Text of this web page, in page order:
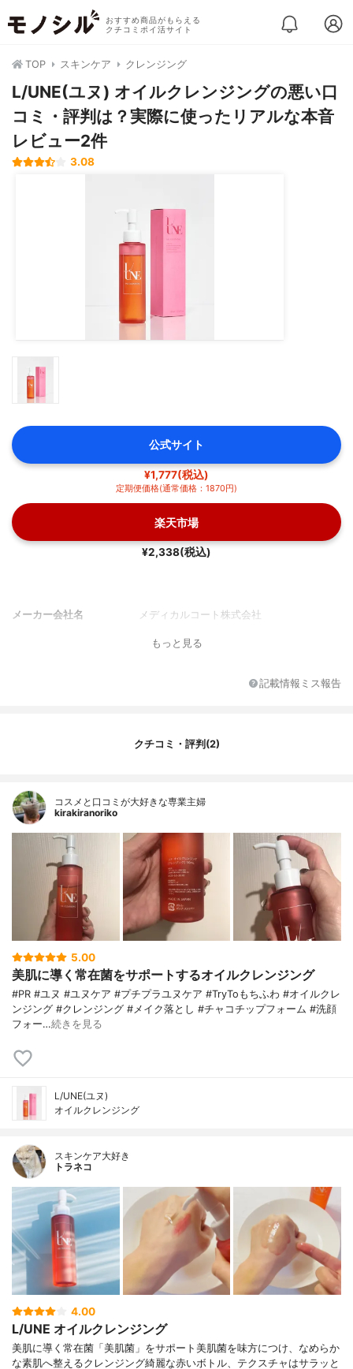
おすすめ商品がもらえる
クチコミポイ活サイト
TOP スキンケア クレンジング
L/UNE(ユヌ) オイルクレンジングの悪い口
コミ・評判は？実際に使ったリアルな本音
レビュー2件
3.08
公式サイト
¥1,777(税込)
定期便価格(通常価格：1870円)
楽天市場
¥2,338(税込)
メーカー会社名 メディカルコート株式会社
もっと見る
記載情報ミス報告
クチコミ・評判(2)
コスメと口コミが大好きな専業主婦
kirakiranoriko
5.00
美肌に導く常在菌をサポートするオイルクレンジング
#PR #ユヌ #ユヌケア #プチプラユヌケア #TryToもちふわ #オイルクレ
ンジング #クレンジング #メイク落とし #チャコチップフォーム #洗顔
フォー…続きを見る
L/UNE(ユヌ)
オイルクレンジング
スキンケア大好き
トラネコ
4.00
L/UNE オイルクレンジング
美肌に導く常在菌「美肌菌」をサポート美肌菌を味方につけ、なめらか
な素肌へ整えるクレンジング綺麗な赤いボトル、テクスチャはサラッと